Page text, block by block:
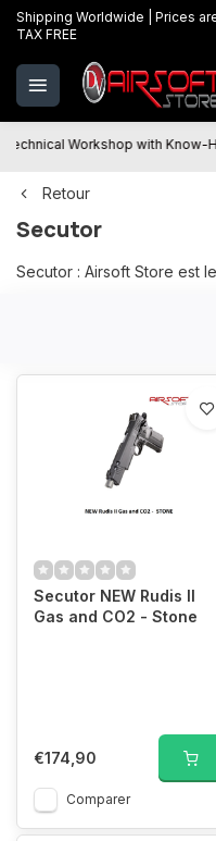
Shipping Worldwide | Prices
TAX FREE
Technical Workshop with Know-
Retour
Secutor
Secutor : Airsoft Store est
questions et sera heureux
réparations et les mises à
Nous garantissons les
Secutor NEW Rudis II
Gas and CO2 - Stone
€174,90
Comparer